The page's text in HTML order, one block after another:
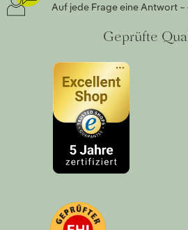
Auf jede Frage eine Antwort
Geprüfte